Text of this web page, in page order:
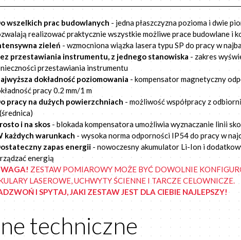
wszelkich prac budowlanych - jedna płaszczyzna pozioma i dwie
realizować praktycznie wszystkie możliwe prace budowlane i
zieleń - wzmocniona wiązka lasera typu SP do pracy w
przestawiania instrumentu, z jednego stanowiska - zakres
przestawiania instrumentu
dokładność poziomowania - kompensator magnetyczny
pracy 0.2 mm/1 m
pracy na dużych powierzchniach - możliwość współpracy z
i na skos - blokada kompensatora umożliwia wyznaczanie linii
każdych warunkach - wysoka norma odporności IP54 do pracy w
zapas energii - nowoczesny akumulator Li-Ion i
energią
ZESTAW POMIAROWY MOŻE BYĆ DOWOLNIE
LASEROWE, UCHWYTY ŚCIENNE I TARCZE CELOWNICZE.
I SPYTAJ, JAKI ZESTAW JEST DLA CIEBIE NAJLEPSZY!
techniczne